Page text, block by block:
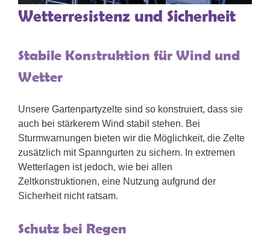
Wetterresistenz und Sicherheit
Stabile Konstruktion für Wind und
Wetter
Unsere Gartenpartyzelte sind so konstruiert, dass sie
auch bei stärkerem Wind stabil stehen. Bei
Sturmwarnungen bieten wir die Möglichkeit, die Zelte
zusätzlich mit Spanngurten zu sichern. In extremen
Wetterlagen ist jedoch, wie bei allen
Zeltkonstruktionen, eine Nutzung aufgrund der
Sicherheit nicht ratsam.
Schutz bei Regen